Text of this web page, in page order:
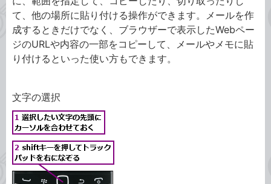
て、他の場所に貼り付ける操作ができます。メールを作
成するときだけでなく、ブラウザーで表示したWebペー
ジのURLや内容の一部をコピーして、メールやメモに貼
り付けるといった使い方もできます。
文字の選択